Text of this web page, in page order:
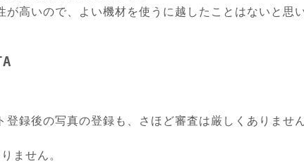
高いので、よい機材を使うに越したことはないと思い
録後の写真の登録も、さほど審査は厳しくありません
ません。